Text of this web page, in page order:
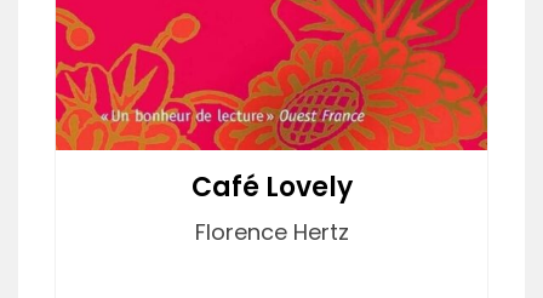
Café Lovely
Florence Hertz